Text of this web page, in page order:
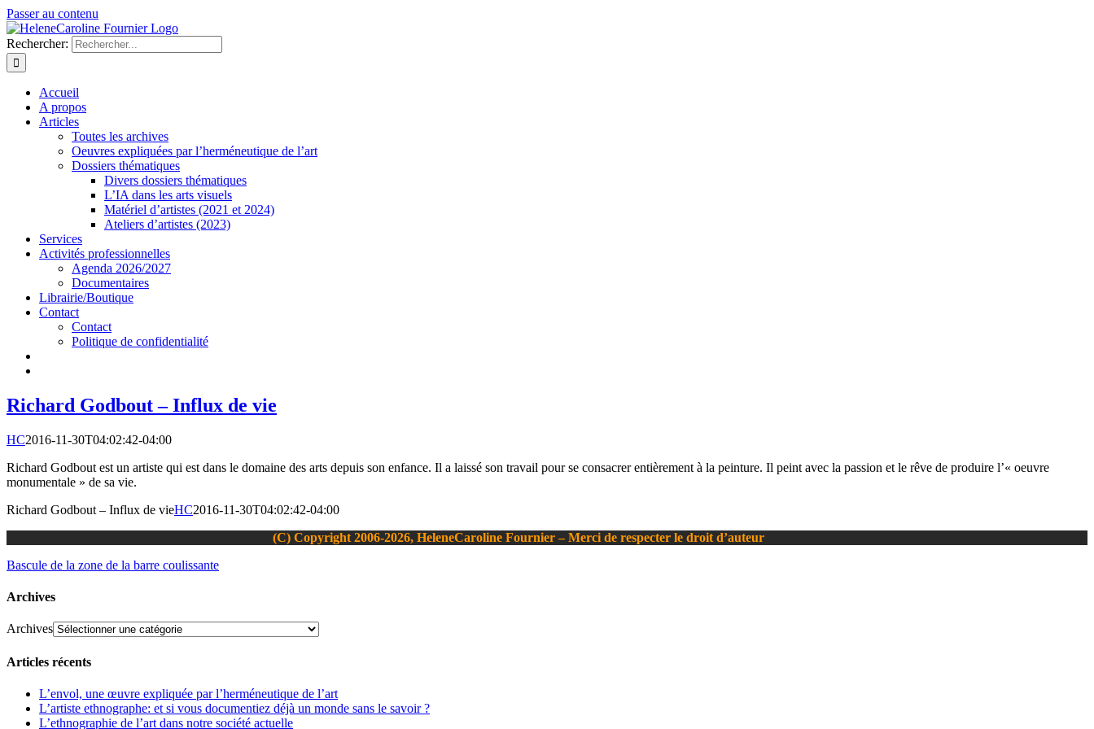
Passer au contenu
Rechercher:
Accueil
A propos
Articles
Toutes les archives
Oeuvres expliquées par l’herméneutique de l’art
Dossiers thématiques
Divers dossiers thématiques
L’IA dans les arts visuels
Matériel d’artistes (2021 et 2024)
Ateliers d’artistes (2023)
Services
Activités professionnelles
Agenda 2026/2027
Documentaires
Librairie/Boutique
Contact
Contact
Politique de confidentialité
Richard Godbout – Influx de vie
HC2016-11-30T04:02:42-04:00
Richard Godbout est un artiste qui est dans le domaine des arts depuis son enfance. Il a laissé son travail pour se consacrer entièrement à la peinture. Il peint avec la passion et le rêve de produire l’« oeuvre
monumentale » de sa vie.
Richard Godbout – Influx de vieHC2016-11-30T04:02:42-04:00
(C) Copyright 2006-2026, HeleneCaroline Fournier – Merci de respecter le droit d’auteur
Bascule de la zone de la barre coulissante
Archives
Archives
Articles récents
L’envol, une œuvre expliquée par l’herméneutique de l’art
L’artiste ethnographe: et si vous documentiez déjà un monde sans le savoir ?
L’ethnographie de l’art dans notre société actuelle